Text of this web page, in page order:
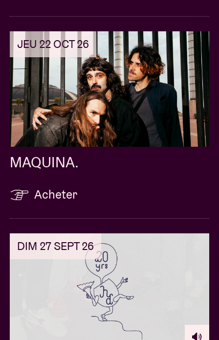
JEU 22 OCT 26
MAQUINA.
Acheter
DIM 27 SEPT 26